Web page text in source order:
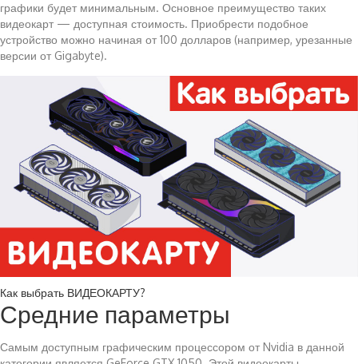
графики будет минимальным. Основное преимущество таких
видеокарт — доступная стоимость. Приобрести подобное
устройство можно начиная от 100 долларов (например, урезанные
версии от Gigabyte).
Как выбрать ВИДЕОКАРТУ?
Средние параметры
Самым доступным графическим процессором от Nvidia в данной